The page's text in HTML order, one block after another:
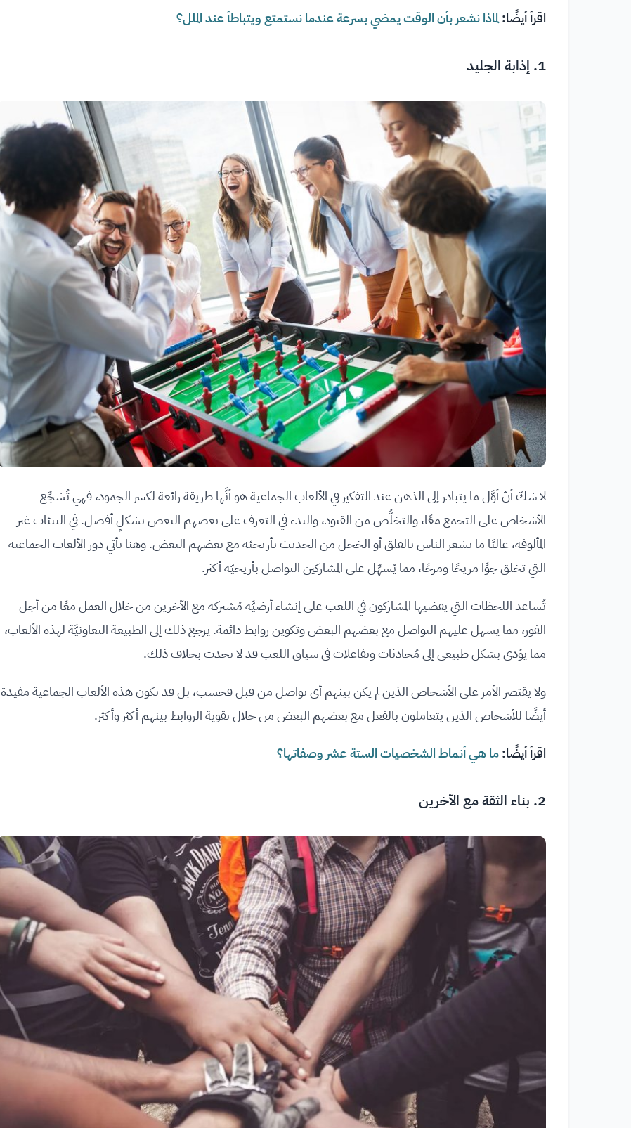
اقرأ أيضًا:لماذا نشعر بأن الوقت يمضي بسرعة عندما نستمتع ويتباطأ عند الملل؟
1. إذابة الجليد
لا شكّ أنّ أوَّل ما يتبادر إلى الذهن عند التفكير في الألعاب الجماعية هو أنَّها طريقة رائعة لكسر الجمود، فهي تُشجِّع
الأشخاص على التجمع معًا، والتخلُّص من القيود، والبدء في التعرف على بعضهم البعض بشكلٍ أفضل. في البيئات غير
المألوفة، غالبًا ما يشعر الناس بالقلق أو الخجل من الحديث بأريحيّة مع بعضهم البعض. وهنا يأتي دور الألعاب الجماعية
التي تخلق جوًا مريحًا ومرحًا، مما يُسهِّل على المشاركين التواصل بأريحيّة أكثر.
تُساعد اللحظات التي يقضيها المشاركون في اللعب على إنشاء أرضيَّة مُشتركة مع الآخرين من خلال العمل معًا من أجل
الفوز، مما يسهل عليهم التواصل مع بعضهم البعض وتكوين روابط دائمة. يرجع ذلك إلى الطبيعة التعاونيَّة لهذه الألعاب،
مما يؤدي بشكل طبيعي إلى مُحادثات وتفاعلات في سياق اللعب قد لا تحدث بخلاف ذلك.
ولا يقتصر الأمر على الأشخاص الذين لم يكن بينهم أي تواصل من قبل فحسب، بل قد تكون هذه الألعاب الجماعية مفيدة
أيضًا للأشخاص الذين يتعاملون بالفعل مع بعضهم البعض من خلال تقوية الروابط بينهم أكثر وأكثر.
اقرأ أيضًا:ما هي أنماط الشخصيات الستة عشر وصفاتها؟
2. بناء الثقة مع الآخرين